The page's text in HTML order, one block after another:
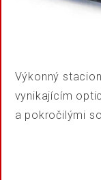
Výkonný
vynikajícím
a pokročilými